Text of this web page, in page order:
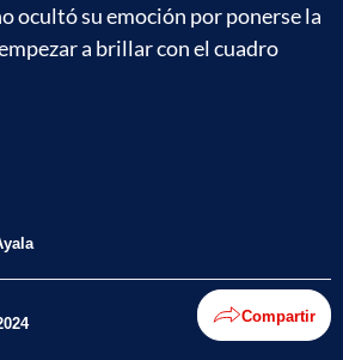
ocultó su emoción por ponerse la
a brillar con el cuadro
Compartir